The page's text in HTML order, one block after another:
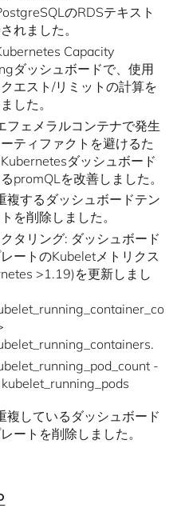
のRDSテキスト
れました。
Capacity
ダッシュボードで、使用
エスト/リミットの計算を
した。
フェメラルコンテナで発生
ティファクトを避けるた
ダッシュボード
promQLを改善しました。
複するダッシュボードテン
を削除しました。
タリング: ダッシュボード
ートのKubeletメトリクス
>1.19)を更新しまし
-
複しているダッシュボード
ートを削除しました。